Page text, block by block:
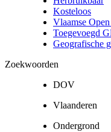
Kosteloos
Vlaamse Open
Toegevoegd
Geografische
Zoekwoorden
DOV
Vlaanderen
Ondergrond